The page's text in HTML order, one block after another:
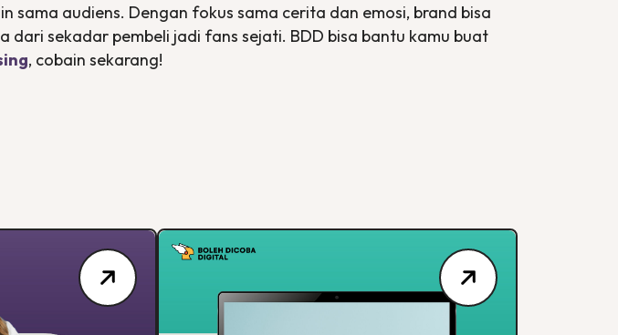
sama audiens. Dengan fokus sama cerita dan emosi, brand bisa
dari sekadar pembeli jadi fans sejati. BDD bisa bantu kamu buat
, cobain sekarang!